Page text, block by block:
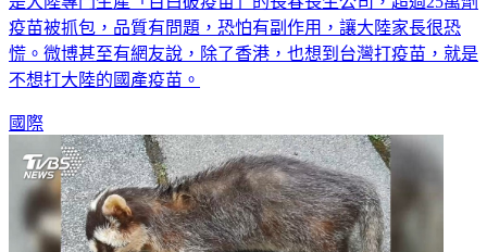
疫苗被抓包，品質有問題，恐怕有副作用，讓大陸家長很恐
慌。微博甚至有網友說，除了香港，也想到台灣打疫苗，就是
不想打大陸的國產疫苗。
國際